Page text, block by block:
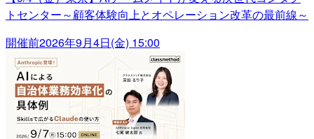
トセンター～顧客体験向上とオペレーション改革の最前線～
開催前2026年9月4日(金) 15:00